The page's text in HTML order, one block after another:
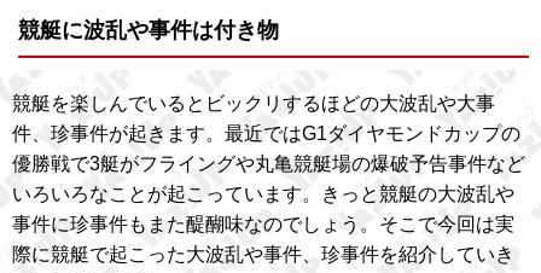
競艇に波乱や事件は付き物
競艇を楽しんでいるとビックリするほどの大波乱や大事
件、珍事件が起きます。最近ではG1ダイヤモンドカップの
優勝戦で3艇がフライングや丸亀競艇場の爆破予告事件など
いろいろなことが起こっています。きっと競艇の大波乱や
事件に珍事件もまた醍醐味なのでしょう。そこで今回は実
際に競艇で起こった大波乱や事件、珍事件を紹介していき